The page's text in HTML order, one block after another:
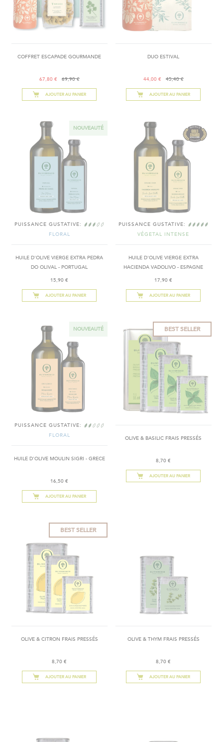
COFFRET ESCAPADE GOURMANDE
67,80 € 69,90 €
AJOUTER AU PANIER
DUO ESTIVAL
44,00 € 45,40 €
AJOUTER AU PANIER
NOUVEAUTÉ
PUISSANCE GUSTATIVE:
FLORAL
HUILE D'OLIVE VIERGE EXTRA PEDRA
DO OLIVAL - PORTUGAL
15,90 €
AJOUTER AU PANIER
PUISSANCE GUSTATIVE:
VÉGETAL INTENSE
HUILE D'OLIVE VIERGE EXTRA
HACIENDA VADOLIVO - ESPAGNE
17,90 €
AJOUTER AU PANIER
NOUVEAUTÉ
PUISSANCE GUSTATIVE:
FLORAL
HUILE D'OLIVE MOULIN SIGRI - GRECE
16,50 €
AJOUTER AU PANIER
BEST SELLER
OLIVE & BASILIC FRAIS PRESSÉS
8,70 €
AJOUTER AU PANIER
BEST SELLER
OLIVE & CITRON FRAIS PRESSÉS
8,70 €
AJOUTER AU PANIER
OLIVE & THYM FRAIS PRESSÉS
8,70 €
AJOUTER AU PANIER